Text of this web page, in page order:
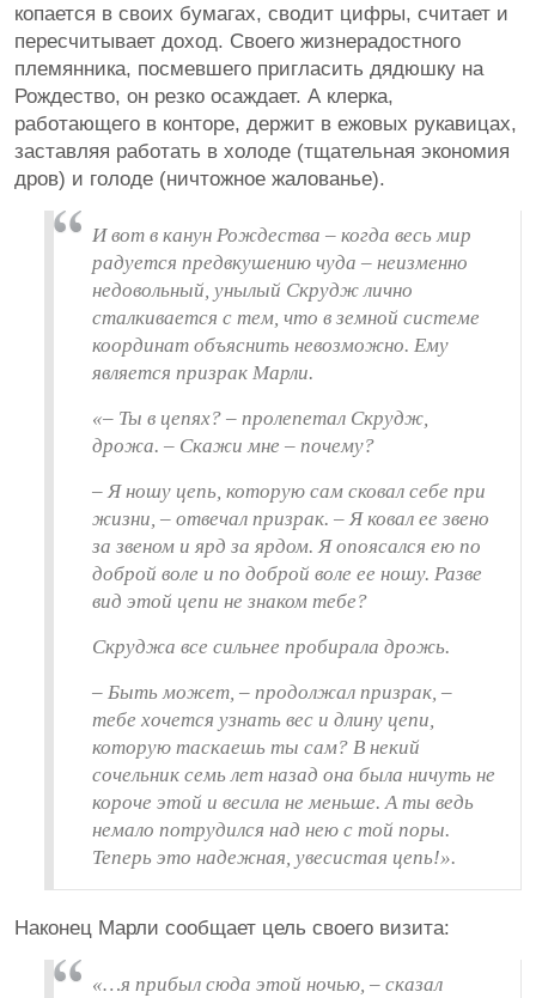
копается в своих бумагах, сводит цифры, считает и
пересчитывает доход. Своего жизнерадостного
племянника, посмевшего пригласить дядюшку на
Рождество, он резко осаждает. А клерка,
работающего в конторе, держит в ежовых рукавицах,
заставляя работать в холоде (тщательная экономия
дров) и голоде (ничтожное жалованье).
И вот в канун Рождества – когда весь мир
радуется предвкушению чуда – неизменно
недовольный, унылый Скрудж лично
сталкивается с тем, что в земной системе
координат объяснить невозможно. Ему
является призрак Марли.
«– Ты в цепях? – пролепетал Скрудж,
дрожа. – Скажи мне – почему?
– Я ношу цепь, которую сам сковал себе при
жизни, – отвечал призрак. – Я ковал ее звено
за звеном и ярд за ярдом. Я опоясался ею по
доброй воле и по доброй воле ее ношу. Разве
вид этой цепи не знаком тебе?
Скруджа все сильнее пробирала дрожь.
– Быть может, – продолжал призрак, –
тебе хочется узнать вес и длину цепи,
которую таскаешь ты сам? В некий
сочельник семь лет назад она была ничуть не
короче этой и весила не меньше. А ты ведь
немало потрудился над нею с той поры.
Теперь это надежная, увесистая цепь!».
Наконец Марли сообщает цель своего визита:
«…я прибыл сюда этой ночью, – сказал